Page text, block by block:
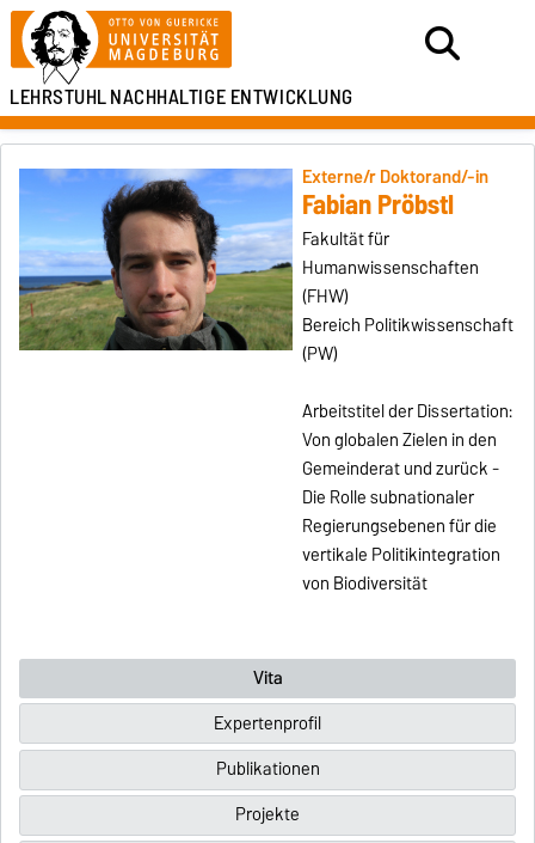
LEHRSTUHLNACHHALTIGE ENTWICKLUNG
Externe/r Doktorand/-in
Fabian Pröbstl
Fakultät für
Humanwissenschaften
(FHW)
Bereich Politikwissenschaft
(PW)
Arbeitstitel der Dissertation:
Von globalen Zielen in den
Gemeinderat und zurück -
Die Rolle subnationaler
Regierungsebenen für die
vertikale Politikintegration
von Biodiversität
Vita
Expertenprofil
Publikationen
Projekte